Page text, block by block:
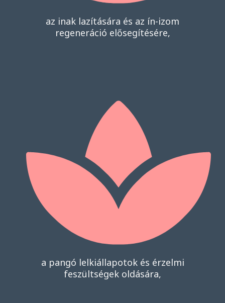
az inak lazítására és az ín-izom
regeneráció elősegítésére,
a pangó lelkiállapotok és érzelmi
feszültségek oldására,